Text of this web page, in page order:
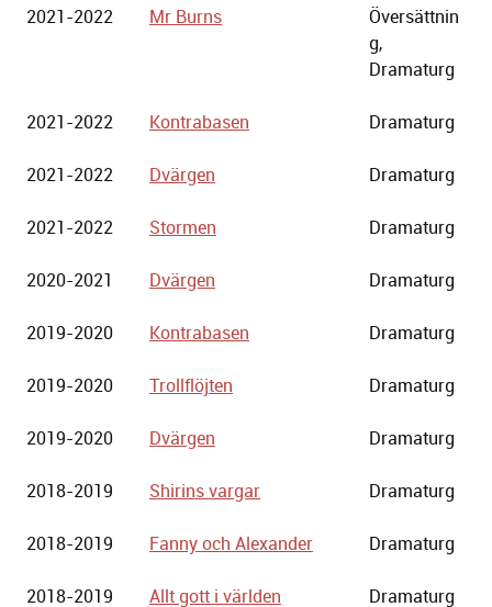
2021-2022 Mr Burns
Översättnin
g,
Dramaturg
2021-2022 Kontrabasen Dramaturg
2021-2022 Dvärgen Dramaturg
2021-2022 Stormen Dramaturg
2020-2021 Dvärgen Dramaturg
2019-2020 Kontrabasen Dramaturg
2019-2020 Trollflöjten Dramaturg
2019-2020 Dvärgen Dramaturg
2018-2019 Shirins vargar Dramaturg
2018-2019 Fanny och Alexander Dramaturg
2018-2019 Allt gott i världen Dramaturg